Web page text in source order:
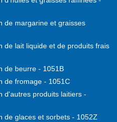
de margarine et graisses
de lait liquide et de produits frais
de beurre - 1051B
de fromage - 1051C
d'autres produits laitiers -
de glaces et sorbets - 1052Z